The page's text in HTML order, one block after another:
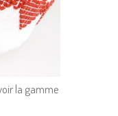
la gamme